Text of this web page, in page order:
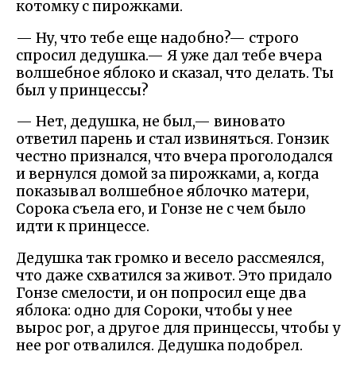
котомку с пирожками.
— Ну, что тебе еще надобно?— строго
спросил дедушка.— Я уже дал тебе вчера
волшебное яблоко и сказал, что делать. Ты
был у принцессы?
— Нет, дедушка, не был,— виновато
ответил парень и стал извиняться. Гонзик
честно признался, что вчера проголодался
и вернулся домой за пирожками, а, когда
показывал волшебное яблочко матери,
Сорока съела его, и Гонзе не с чем было
идти к принцессе.
Дедушка так громко и весело рассмеялся,
что даже схватился за живот. Это придало
Гонзе смелости, и он попросил еще два
яблока: одно для Сороки, чтобы у нее
вырос рог, а другое для принцессы, чтобы у
нее рог отвалился. Дедушка подобрел.